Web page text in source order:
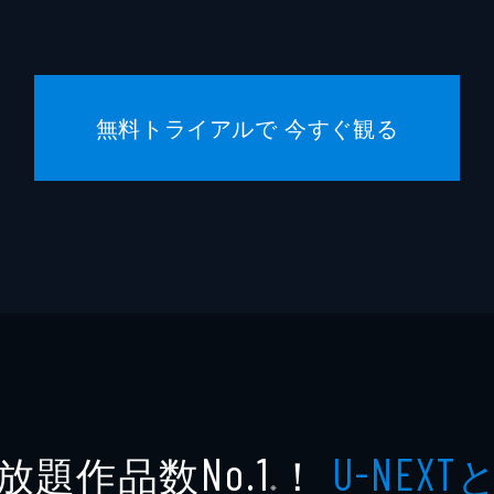
無料トライアルで 今すぐ観る
題作品数No.1 ※ ！ U-NEXT